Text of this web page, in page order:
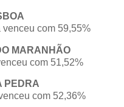
com 59,55%
MARANHÃO
com 51,52%
PEDRA
com 52,36%